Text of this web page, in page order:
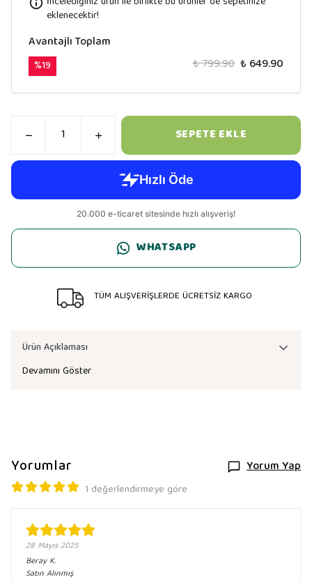
eklenecektir!
Avantajlı Toplam
%19 ₺ 799.90 ₺ 649.90
SEPETE EKLE
WHATSAPP
TÜM ALIŞVERİŞLERDE ÜCRETSİZ KARGO
Ürün Açıklaması
Devamını Göster
Yorumlar Yorum Yap
1 değerlendirmeye göre
28 Mayıs 2025
Beray K.
Satın Alınmış